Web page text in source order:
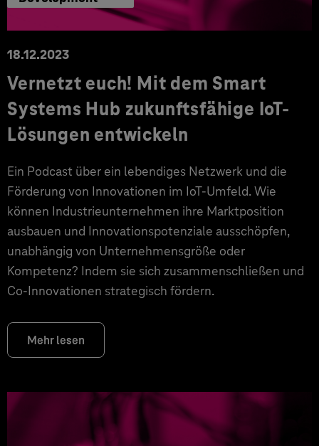
18.12.2023
Vernetzt euch! Mit dem Smart
Systems Hub zukunftsfähige IoT-
Lösungen entwickeln
Ein Podcast über ein lebendiges Netzwerk und die
Förderung von Innovationen im IoT-Umfeld. Wie
können Industrieunternehmen ihre Marktposition
ausbauen und Innovationspotenziale ausschöpfen,
unabhängig von Unternehmensgröße oder
Kompetenz? Indem sie sich zusammenschließen und
Co-Innovationen strategisch fördern.
Mehr lesen